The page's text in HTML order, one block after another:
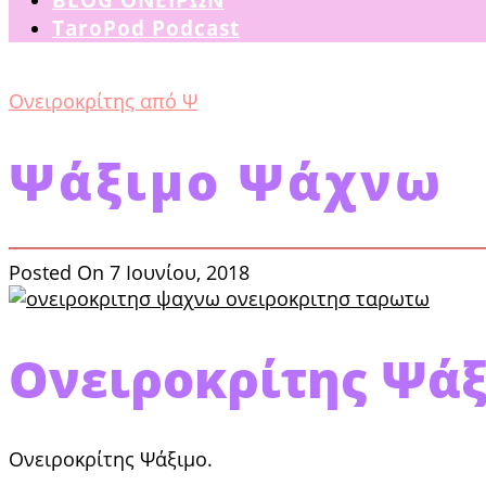
TaroPod Podcast
Ονειροκρίτης από Ψ
Ψάξιμο Ψάχνω
Posted On 7 Ιουνίου, 2018
Ονειροκρίτης
Ονειροκρίτης Ψάξιμο.